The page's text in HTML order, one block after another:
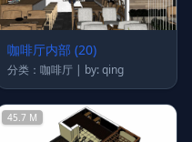
咖啡厅内部 (20)
分类：咖啡厅 | by: qing
45.7 M